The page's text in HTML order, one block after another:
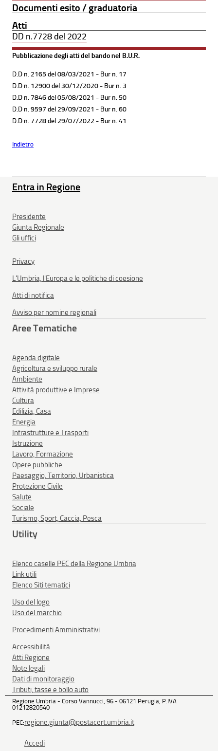
Entra in Regione
Presidente
Giunta Regionale
Gli uffici
Privacy
L'Umbria, l'Europa e le politiche di coesione
Atti di notifica
Avviso per nomine regionali
Aree Tematiche
Agenda digitale
Agricoltura e sviluppo rurale
Ambiente
Attività produttive e Imprese
Cultura
Edilizia, Casa
Energia
Infrastrutture e Trasporti
Istruzione
Lavoro, Formazione
Opere pubbliche
Paesaggio, Territorio, Urbanistica
Protezione Civile
Salute
Sociale
Turismo, Sport, Caccia, Pesca
Utility
Elenco caselle PEC della Regione Umbria
Link utili
Elenco Siti tematici
Uso del logo
Uso del marchio
Procedimenti Amministrativi
Accessibilità
Atti Regione
Note legali
Dati di monitoraggio
Tributi, tasse e bollo auto
Regione Umbria - Corso Vannucci, 96 - 06121 Perugia, P.IVA
01212820540
PEC:regione.giunta@postacert.umbria.it
Accedi